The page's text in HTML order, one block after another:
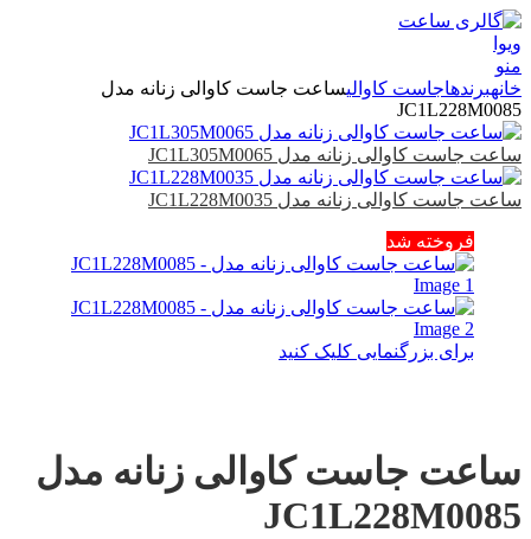
منو
خانهبرندهاجاست کاوالیساعت جاست کاوالی زنانه مدل
JC1L228M0085
ساعت جاست کاوالی زنانه مدل JC1L305M0065
ساعت جاست کاوالی زنانه مدل JC1L228M0035
فروخته شد
برای بزرگنمایی کلیک کنید
ساعت جاست کاوالی زنانه مدل
JC1L228M0085